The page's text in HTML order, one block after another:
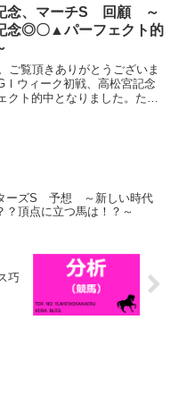
ないですね。スロー～ミドル
コラソンビー...
念、マーチS 回顧 ～
念◎〇▲パーフェクト的
ご覧頂きありがとうございま
ウィーク初戦、高松宮記念
クト的中となりました。た
ーズS 予想 ～新しい時代
？頂点に立つ馬は！？～
巧